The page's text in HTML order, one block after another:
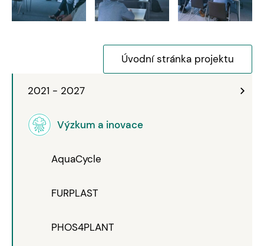
2021 - 2027
Výzkum a inovace
AquaCycle
FURPLAST
PHOS4PLANT
Úvodní stránka projektu